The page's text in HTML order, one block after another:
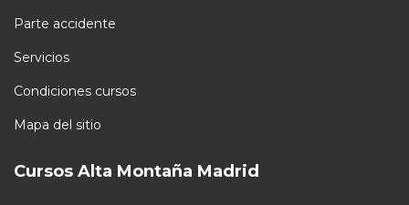
Parte accidente
Servicios
Condiciones cursos
Mapa del sitio
Cursos Alta Montaña Madrid